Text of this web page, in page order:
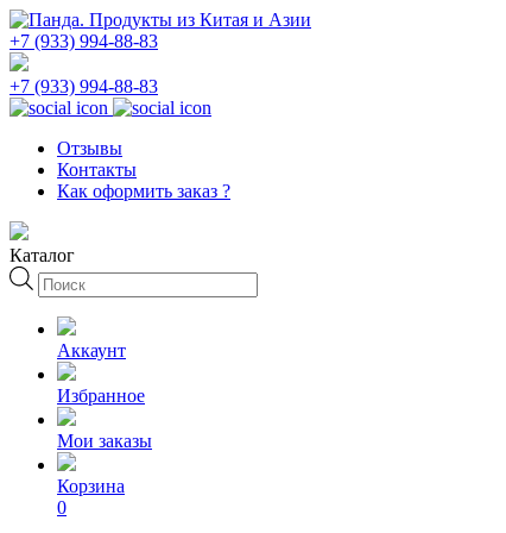
+7 (933) 994-88-83
+7 (933) 994-88-83
Отзывы
Контакты
Как оформить заказ ?
Каталог
Поиск
товаров
Аккаунт
Избранное
Мои заказы
Корзина
0